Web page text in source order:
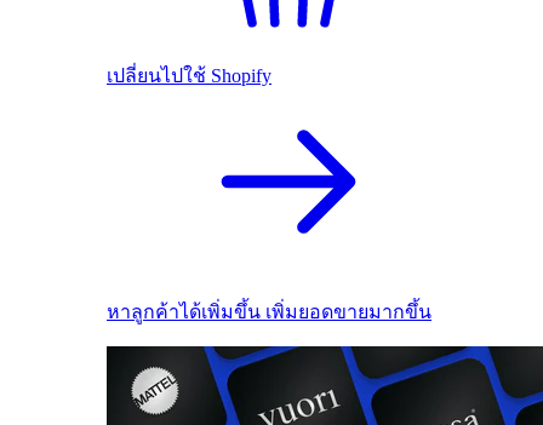
เปลี่ยนไปใช้ Shopify
หาลูกค้าได้เพิ่มขึ้น เพิ่มยอดขายมากขึ้น